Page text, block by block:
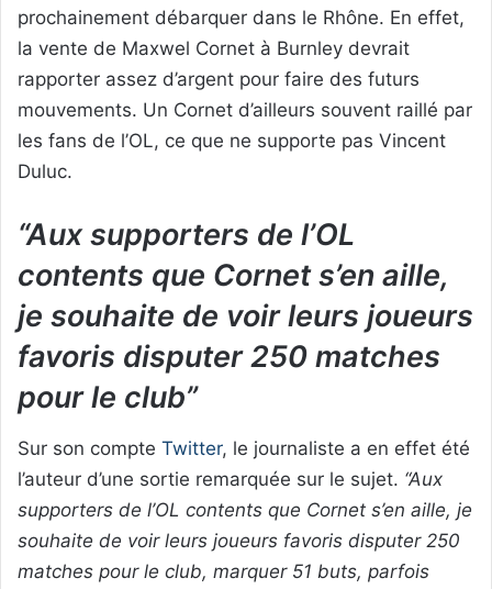
prochainement débarquer dans le Rhône. En effet,
la vente de Maxwel Cornet à Burnley devrait
rapporter assez d’argent pour faire des futurs
mouvements. Un Cornet d’ailleurs souvent raillé par
les fans de l’OL, ce que ne supporte pas Vincent
Duluc.
“Aux supporters de l’OL
contents que Cornet s’en aille,
je souhaite de voir leurs joueurs
favoris disputer 250 matches
pour le club”
Sur son compte Twitter, le journaliste a en effet été
l’auteur d’une sortie remarquée sur le sujet. “Aux
supporters de l’OL contents que Cornet s’en aille, je
souhaite de voir leurs joueurs favoris disputer 250
matches pour le club, marquer 51 buts, parfois